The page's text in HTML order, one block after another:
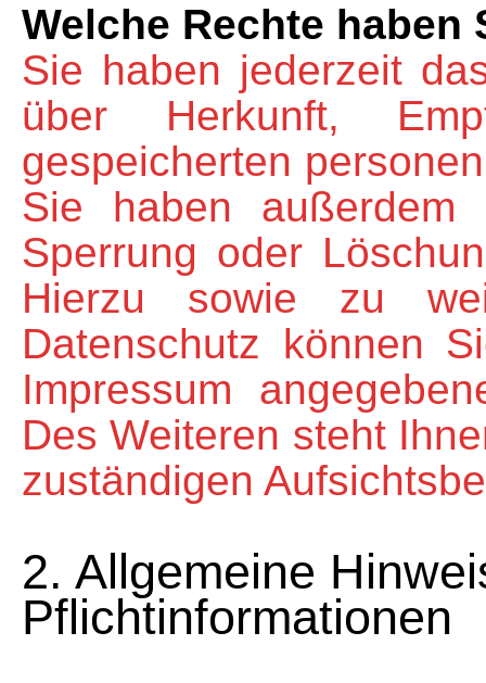
Welche Rechte haben
Sie haben jederzeit
über Herkunft,
gespeicherten
Sie haben außerdem
Sperrung oder
Hierzu sowie zu
Datenschutz können
Impressum
Des Weiteren steht
zuständigen
2. Allgemeine
Pflichtinformationen